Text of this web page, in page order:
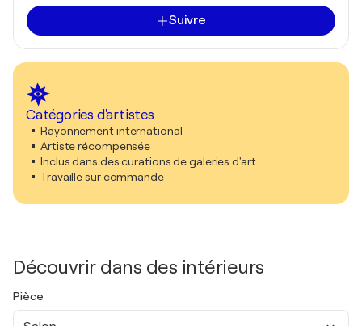
Suivre
Catégories d'artistes
Rayonnement international
Artiste récompensée
Inclus dans des curations de galeries d'art
Travaille sur commande
Découvrir dans des intérieurs
Pièce